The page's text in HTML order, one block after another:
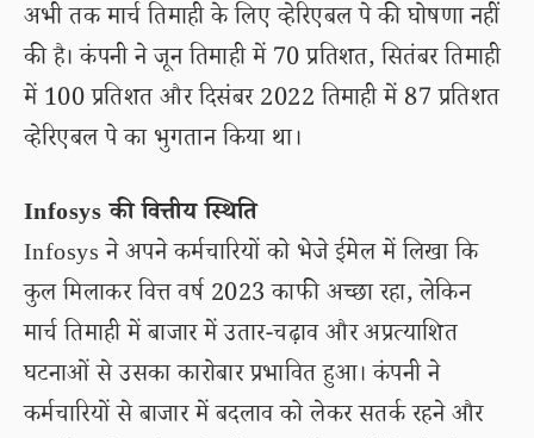
अभी तक मार्च तिमाही के लिए व्हेरिएबल पे की घोषणा नहीं
की है। कंपनी ने जून तिमाही में 70 प्रतिशत, सितंबर तिमाही
में 100 प्रतिशत और दिसंबर 2022 तिमाही में 87 प्रतिशत
व्हेरिएबल पे का भुगतान किया था।
Infosys की वित्तीय स्थिति
Infosys ने अपने कर्मचारियों को भेजे ईमेल में लिखा कि
कुल मिलाकर वित्त वर्ष 2023 काफी अच्छा रहा, लेकिन
मार्च तिमाही में बाजार में उतार-चढ़ाव और अप्रत्याशित
घटनाओं से उसका कारोबार प्रभावित हुआ। कंपनी ने
कर्मचारियों से बाजार में बदलाव को लेकर सतर्क रहने और